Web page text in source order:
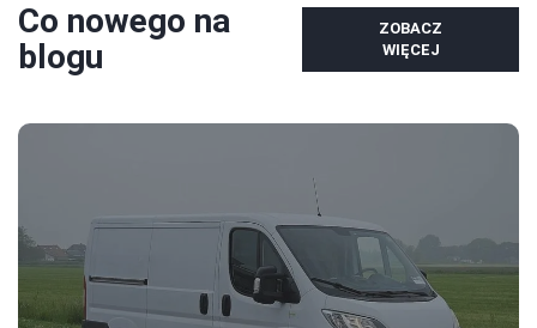
Co nowego na
blogu
ZOBACZ
WIĘCEJ